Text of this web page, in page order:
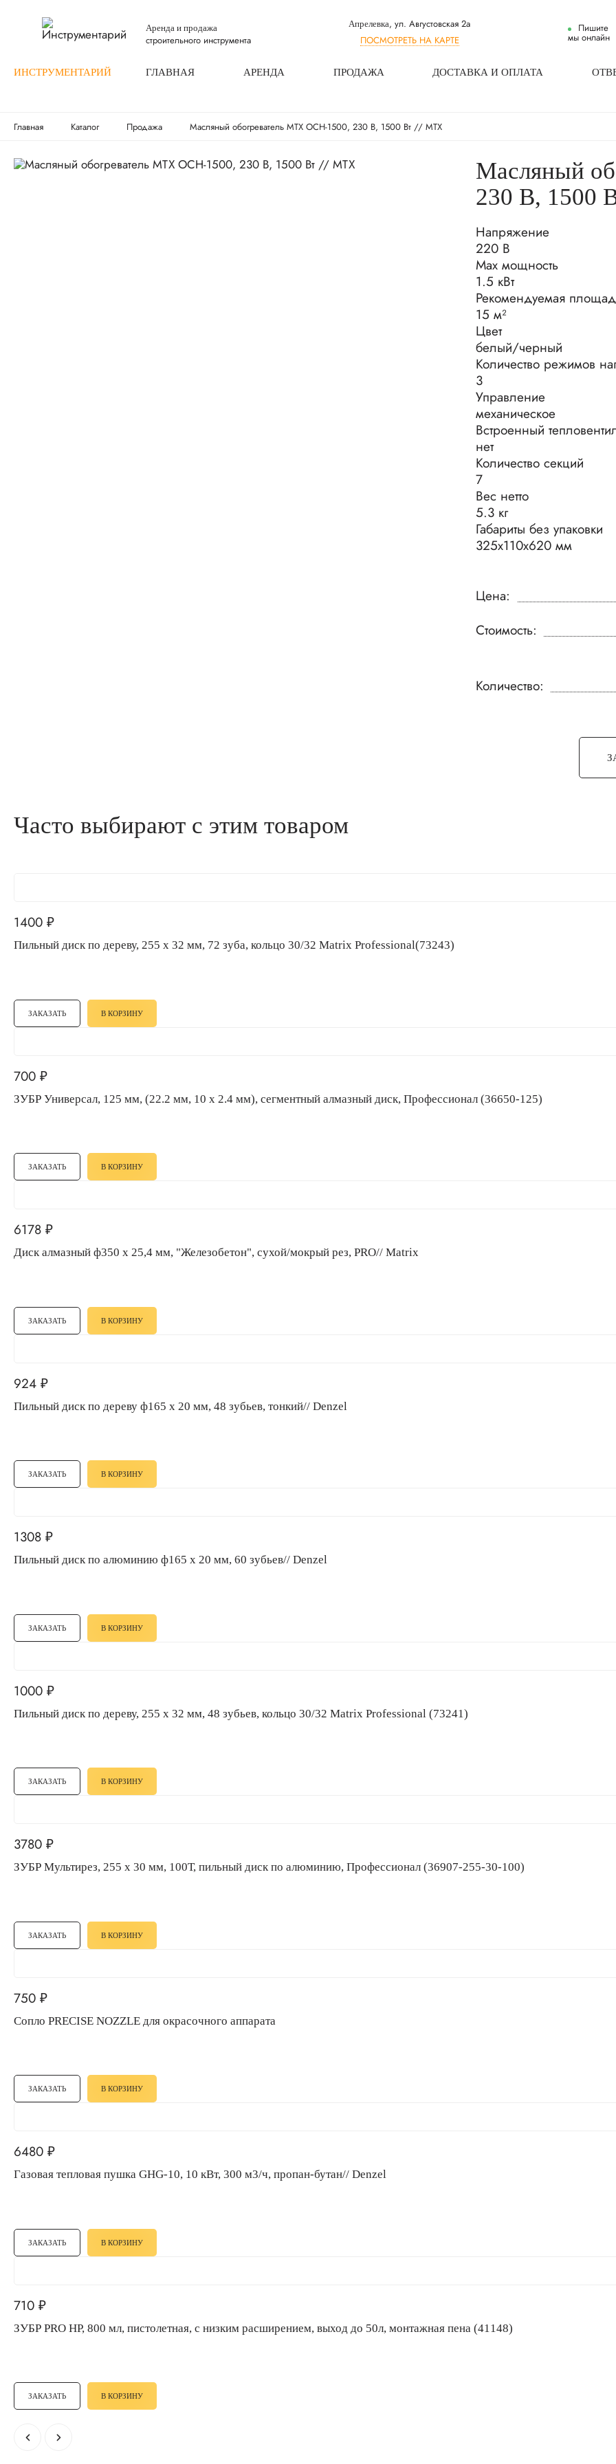
ИНСТРУМЕНТАРИЙ
Аренда и продажа
строительного инструмента
Апрелевка, ул. Августовская 2а
ПОСМОТРЕТЬ НА КАРТЕ
Пишите
мы онлайн
ГЛАВНАЯ АРЕНДА ПРОДАЖА ДОСТАВКА И ОПЛАТА
Главная Каталог Продажа Масляный обогреватель MTX OCH-1500, 230 В, 1500 Вт // MTX
Масляный
230 В, 1500
Напряжение
220 В
Max мощность
1.5 кВт
Рекомендуемая
15 м²
Цвет
белый/черный
Количество режимов
3
Управление
механическое
Встроенный
нет
Количество секций
7
Вес нетто
5.3 кг
Габариты без упаковки
325х110х620 мм
Цена:
Стоимость:
Количество:
Часто выбирают с этим товаром
1400 ₽
Пильный диск по дереву, 255 х 32 мм, 72 зуба, кольцо 30/32 Matrix Professional(73243)
ЗАКАЗАТЬ В КОРЗИНУ
700 ₽
ЗУБР Универсал, 125 мм, (22.2 мм, 10 х 2.4 мм), сегментный алмазный диск, Профессионал (36650-125)
ЗАКАЗАТЬ В КОРЗИНУ
6178 ₽
Диск алмазный ф350 х 25,4 мм, "Железобетон", сухой/мокрый рез, PRO// Matrix
ЗАКАЗАТЬ В КОРЗИНУ
924 ₽
Пильный диск по дереву ф165 х 20 мм, 48 зубьев, тонкий// Denzel
ЗАКАЗАТЬ В КОРЗИНУ
1308 ₽
Пильный диск по алюминию ф165 х 20 мм, 60 зубьев// Denzel
ЗАКАЗАТЬ В КОРЗИНУ
1000 ₽
Пильный диск по дереву, 255 х 32 мм, 48 зубьев, кольцо 30/32 Matrix Professional (73241)
ЗАКАЗАТЬ В КОРЗИНУ
3780 ₽
ЗУБР Мультирез, 255 x 30 мм, 100Т, пильный диск по алюминию, Профессионал (36907-255-30-100)
ЗАКАЗАТЬ В КОРЗИНУ
750 ₽
Сопло PRECISE NOZZLE для окрасочного аппарата
ЗАКАЗАТЬ В КОРЗИНУ
6480 ₽
Газовая тепловая пушка GHG-10, 10 кВт, 300 м3/ч, пропан-бутан// Denzel
ЗАКАЗАТЬ В КОРЗИНУ
710 ₽
ЗУБР PRO HP, 800 мл, пистолетная, с низким расширением, выход до 50л, монтажная пена (41148)
ЗАКАЗАТЬ В КОРЗИНУ
chevron_left chevron_right